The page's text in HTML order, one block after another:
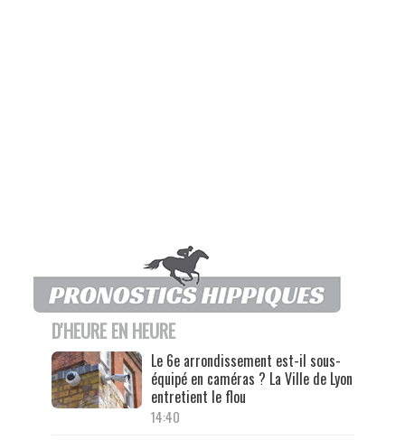
D'HEURE EN HEURE
Le 6e arrondissement est-il sous-
équipé en caméras ? La Ville de Lyon
entretient le flou
14:40